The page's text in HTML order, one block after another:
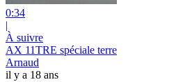
0:34
|
À suivre
AX 11TRE spéciale terre
Arnaud
il y a 18 ans